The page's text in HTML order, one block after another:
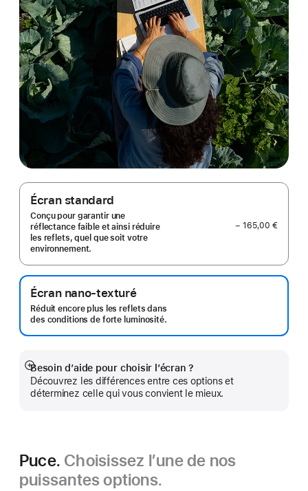
Écran standard
Conçu pour garantir une
réflectance faible et ainsi réduire
les reflets, quel que soit votre
environnement.
− 165,00 €
Écran nano-texturé
Réduit encore plus les reflets dans
des conditions de forte luminosité.
Besoin d’aide pour choisir l’écran ?
Découvrez les différences entre ces options et
déterminez celle qui vous convient le mieux.
Afficher
plus
Puce. Choisissez l’une de nos
puissantes options.